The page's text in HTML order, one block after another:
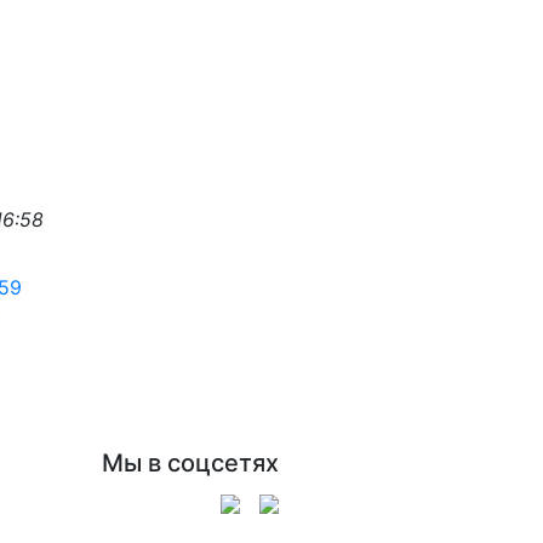
Мы в соцсетях